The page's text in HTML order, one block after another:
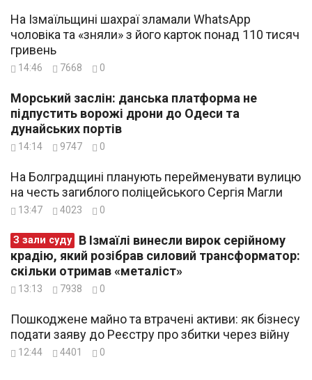
На Ізмаїльщині шахраї зламали WhatsApp
чоловіка та «зняли» з його карток понад 110 тисяч
гривень
14:46 7668 0
Морський заслін: данська платформа не
підпустить ворожі дрони до Одеси та
дунайських портів
14:14 9747 0
На Болградщині планують перейменувати вулицю
на честь загиблого поліцейського Сергія Магли
13:47 4023 0
З зали суду
крадію, який розібрав силовий трансформатор:
скільки отримав «металіст»
13:13 7938 0
Пошкоджене майно та втрачені активи: як бізнесу
подати заяву до Реєстру про збитки через війну
12:44 4401 0